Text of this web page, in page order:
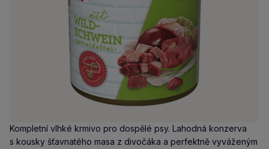
Kompletní vlhké krmivo pro dospělé psy. Lahodná konzerva
s kousky šťavnatého masa z divočáka a perfektně vyváženým